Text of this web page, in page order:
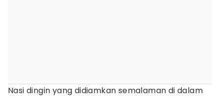
Nasi dingin yang didiamkan semalaman di dalam